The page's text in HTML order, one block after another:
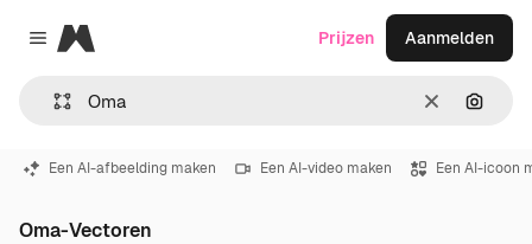
Close menu
Magnific
Wissen
Prijzen Aanmelden
Een AI-afbeelding maken Een AI-video maken Een AI-icoon
Oma-Vectoren